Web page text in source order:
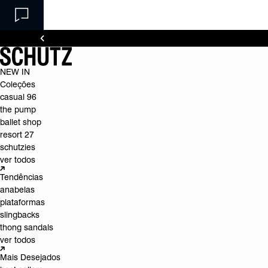
NEW IN
Coleções
casual 96
the pump
ballet shop
resort 27
schutzies
ver todos
Tendências
anabelas
plataformas
slingbacks
thong sandals
ver todos
Mais Desejados